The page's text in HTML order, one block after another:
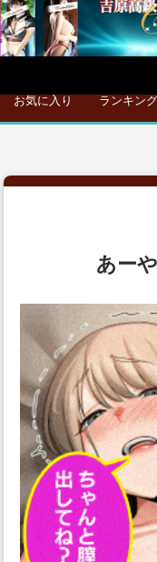
お気に入り ランキング
あーや